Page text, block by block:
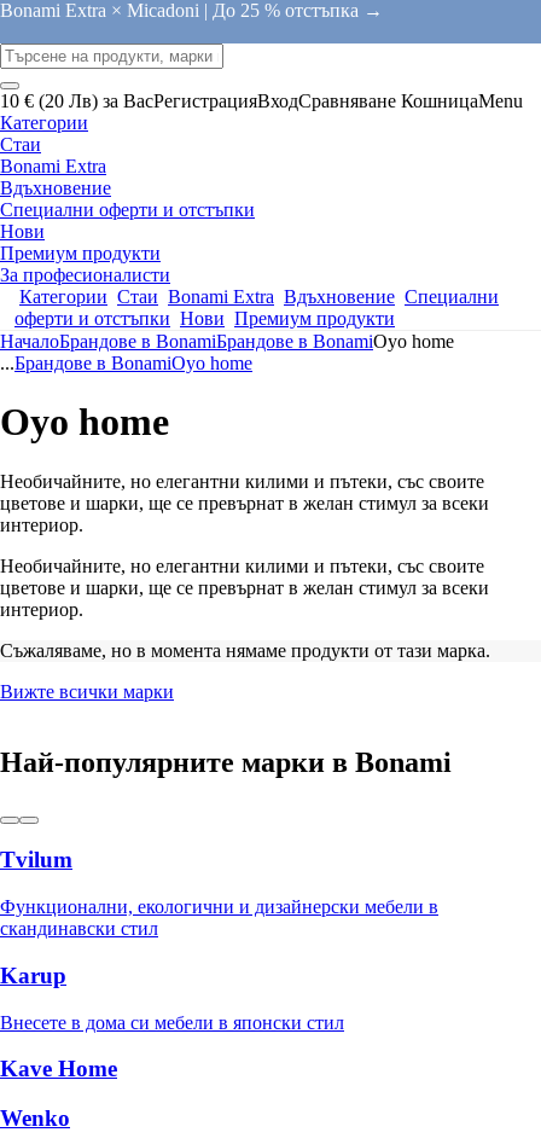
Bonami Extra × Micadoni | До 25 % отстъпка →
10 € (20 Лв) за ВасРегистрацияВходСравняване КошницаMenu
Категории
Стаи
Bonami Extra
Вдъхновение
Специални оферти и отстъпки
Нови
Премиум продукти
За професионалисти
Категории Стаи Bonami Extra Вдъхновение Специални
оферти и отстъпки Нови Премиум продукти
НачалоБрандове в BonamiБрандове в BonamiOyo home
...Брандове в BonamiOyo home
Oyo home
Необичайните, но елегантни килими и пътеки, със своите
цветове и шарки, ще се превърнат в желан стимул за всеки
интериор.
Необичайните, но елегантни килими и пътеки, със своите
цветове и шарки, ще се превърнат в желан стимул за всеки
интериор.
Съжаляваме, но в момента нямаме продукти от тази марка.
Вижте всички марки
Най-популярните марки в Bonami
Tvilum
Функционални, екологични и дизайнерски мебели в
скандинавски стил
Karup
Внесете в дома си мебели в японски стил
Kave Home
Wenko